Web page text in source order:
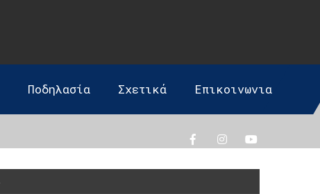
Ποδηλασία Σχετικά Επικοινωνια